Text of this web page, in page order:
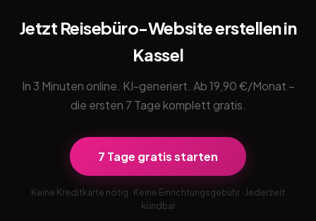
Jetzt Reisebüro-Website erstellen in
Kassel
In 3 Minuten online. KI-generiert. Ab 19,90 €/Monat –
die ersten 7 Tage komplett gratis.
7 Tage gratis starten
Keine Kreditkarte nötig · Keine Einrichtungsgebühr · Jederzeit
kündbar